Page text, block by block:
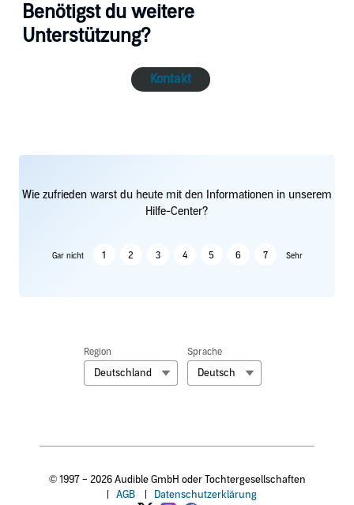
Benötigst du weitere
Unterstützung?
Kontakt
Wie zufrieden warst du heute mit den Informationen in unserem
Hilfe-Center?
Gar nicht 1 2 3 4 5 6 7 Sehr
Region
Deutschland
Sprache
Deutsch
© 1997 – 2026 Audible GmbH oder Tochtergesellschaften
AGB
Datenschutzerklärung